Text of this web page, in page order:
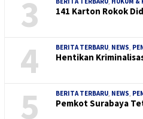
3 141 Karton Rokok
4 BERITA TERBARU, NEWS,
Hentikan
5 BERITA TERBARU, NEWS,
Pemkot Surabaya